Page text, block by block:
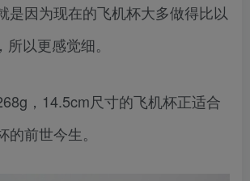
是因为现在的飞机杯大多做得比以
以更感觉细。
，14.5cm尺寸的飞机杯正适合
前世今生。